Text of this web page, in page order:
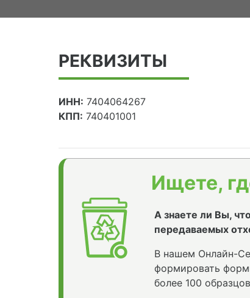
РЕКВИЗИТЫ
ИНН: 7404064267
КПП: 740401001
Ищете,
А знаете ли Вы,
передаваемых
В нашем Онлайн-
формировать
более 100